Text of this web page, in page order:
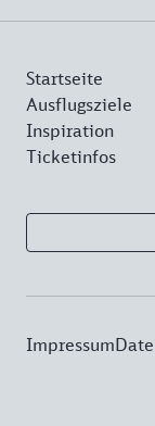
Startseite
Ausflugsziele
Inspiration
Ticketinfos
Impressum